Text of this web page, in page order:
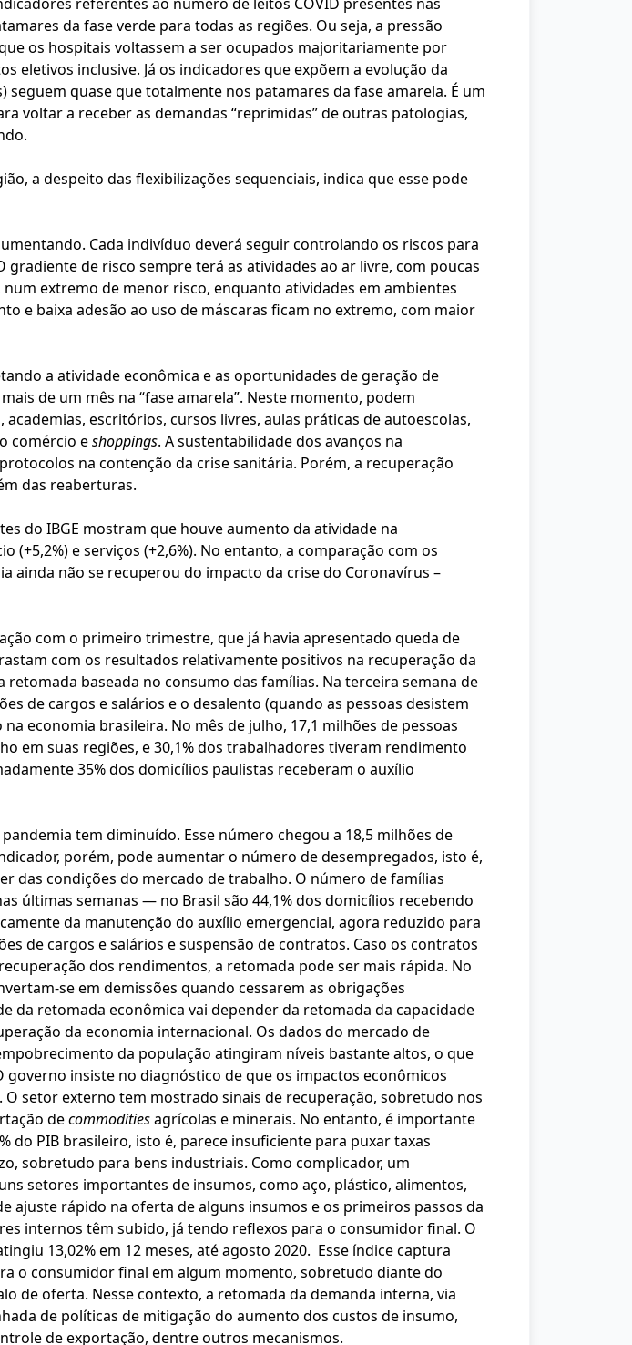
da fase verde para todas as regiões. Ou seja, a pressão
os hospitais voltassem a ser ocupados majoritariamente por
eletivos inclusive. Já os indicadores que expõem a evolução da
quase que totalmente nos patamares da fase amarela. É um
voltar a receber as demandas “reprimidas” de outras patologias,
a despeito das flexibilizações sequenciais, indica que esse pode
Cada indivíduo deverá seguir controlando os riscos para
de risco sempre terá as atividades ao ar livre, com poucas
extremo de menor risco, enquanto atividades em ambientes
e baixa adesão ao uso de máscaras ficam no extremo, com maior
a atividade econômica e as oportunidades de geração de
de um mês na “fase amarela”. Neste momento, podem
escritórios, cursos livres, aulas práticas de autoescolas,
comércio eshoppings. A sustentabilidade dos avanços na
na contenção da crise sanitária. Porém, a recuperação
das reaberturas.
do IBGE mostram que houve aumento da atividade na
e serviços (+2,6%). No entanto, a comparação com os
ainda não se recuperou do impacto da crise do Coronavírus –
com o primeiro trimestre, que já havia apresentado queda de
com os resultados relativamente positivos na recuperação da
baseada no consumo das famílias. Na terceira semana de
de cargos e salários e o desalento (quando as pessoas desistem
economia brasileira. No mês de julho, 17,1 milhões de pessoas
em suas regiões, e 30,1% dos trabalhadores tiveram rendimento
35% dos domicílios paulistas receberam o auxílio
tem diminuído. Esse número chegou a 18,5 milhões de
porém, pode aumentar o número de desempregados, isto é,
das condições do mercado de trabalho. O número de famílias
últimas semanas — no Brasil são 44,1% dos domicílios recebendo
da manutenção do auxílio emergencial, agora reduzido para
de cargos e salários e suspensão de contratos. Caso os contratos
dos rendimentos, a retomada pode ser mais rápida. No
se em demissões quando cessarem as obrigações
retomada econômica vai depender da retomada da capacidade
da economia internacional. Os dados do mercado de
da população atingiram níveis bastante altos, o que
insiste no diagnóstico de que os impactos econômicos
setor externo tem mostrado sinais de recuperação, sobretudo nos
decommoditiesagrícolas e minerais. No entanto, é importante
PIB brasileiro, isto é, parece insuficiente para puxar taxas
sobretudo para bens industriais. Como complicador, um
setores importantes de insumos, como aço, plástico, alimentos,
ajuste rápido na oferta de alguns insumos e os primeiros passos da
internos têm subido, já tendo reflexos para o consumidor final. O
13,02% em 12 meses, até agosto 2020. Esse índice captura
o consumidor final em algum momento, sobretudo diante do
de oferta. Nesse contexto, a retomada da demanda interna, via
de políticas de mitigação do aumento dos custos de insumo,
de exportação, dentre outros mecanismos.